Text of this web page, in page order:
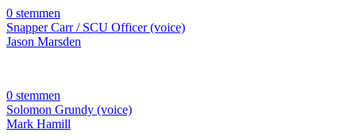
0 stemmen
Snapper Carr / SCU Officer (voice)
Jason Marsden
0 stemmen
Solomon Grundy (voice)
Mark Hamill